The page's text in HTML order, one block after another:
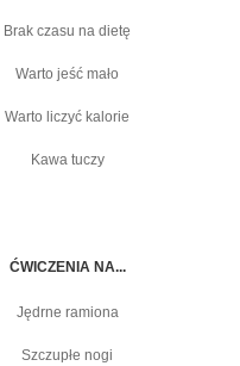
Brak czasu na dietę
Warto jeść mało
Warto liczyć kalorie
Kawa tuczy
ĆWICZENIA NA...
Jędrne ramiona
Szczupłe nogi